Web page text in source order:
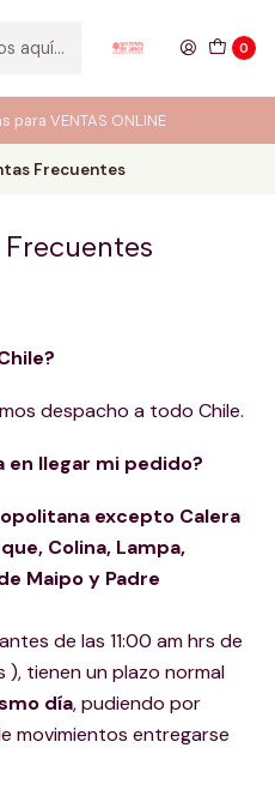
0
para VENTAS ONLINE
Frecuentes
despacho a todo Chile.
llegar mi pedido?
excepto Calera
Colina, Lampa,
Maipo y Padre
de las 11:00 am hrs de
), tienen un plazo normal
día, pudiendo por
movimientos entregarse